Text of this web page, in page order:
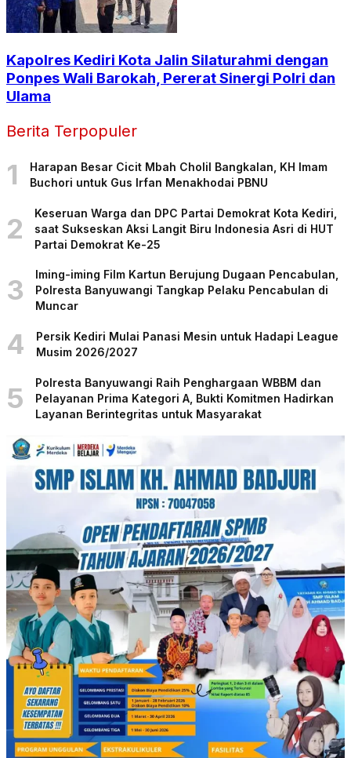
Kapolres Kediri Kota Jalin Silaturahmi dengan
Ponpes Wali Barokah, Pererat Sinergi Polri dan
Ulama
Berita Terpopuler
1
Harapan Besar Cicit Mbah Cholil Bangkalan, KH Imam
Buchori untuk Gus Irfan Menakhodai PBNU
2
Keseruan Warga dan DPC Partai Demokrat Kota Kediri,
saat Sukseskan Aksi Langit Biru Indonesia Asri di HUT
Partai Demokrat Ke-25
3
Iming-iming Film Kartun Berujung Dugaan Pencabulan,
Polresta Banyuwangi Tangkap Pelaku Pencabulan di
Muncar
4
Persik Kediri Mulai Panasi Mesin untuk Hadapi League
Musim 2026/2027
5
Polresta Banyuwangi Raih Penghargaan WBBM dan
Pelayanan Prima Kategori A, Bukti Komitmen Hadirkan
Layanan Berintegritas untuk Masyarakat